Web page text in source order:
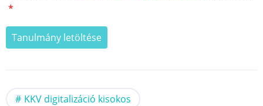
KKV digitalizáció kisokos